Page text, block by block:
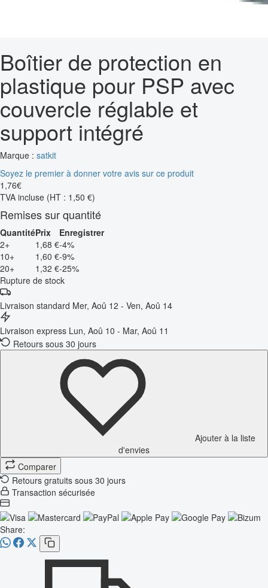
Boîtier de protection en
plastique pour PSP avec
couvercle réglable et
support intégré
Marque : satkit
Soyez le premier à donner votre avis sur ce produit
1 ,76€
TVA incluse (HT : 1,50 €)
Remises sur quantité
QuantitéPrix
Enregistrer
2+
1,68 €-4%
10+
1,60 €-9%
20+
1,32 €-25%
Rupture de stock
Livraison standard Mer, Aoû 12 - Ven, Aoû 14
Livraison express Lun, Aoû 10 - Mar, Aoû 11
Retours sous 30 jours
Ajouter à la liste
d'envies
Comparer
Retours gratuits sous 30 jours
Transaction sécurisée
Share: